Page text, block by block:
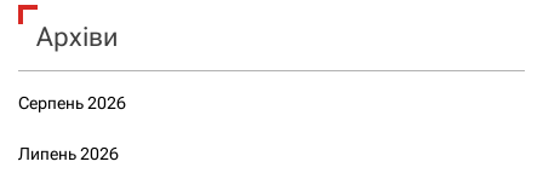
Архіви
Серпень 2026
Липень 2026